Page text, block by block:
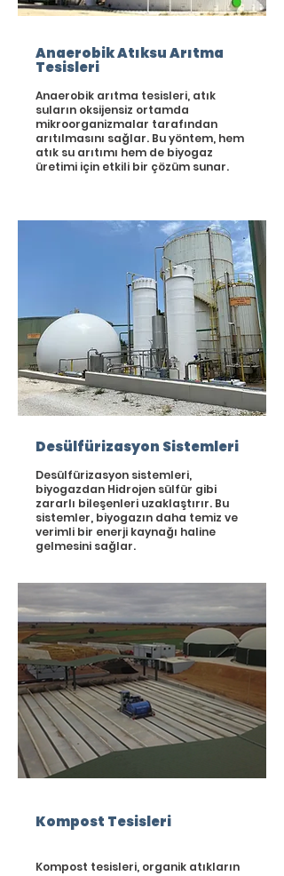
Anaerobik Atıksu Arıtma
Tesisleri
Anaerobik arıtma tesisleri, atık
suların oksijensiz ortamda
mikroorganizmalar tarafından
arıtılmasını sağlar. Bu yöntem, hem
atık su arıtımı hem de biyogaz
üretimi için etkili bir çözüm sunar.
Desülfürizasyon Sistemleri
Desülfürizasyon sistemleri,
biyogazdan Hidrojen sülfür gibi
zararlı bileşenleri uzaklaştırır. Bu
sistemler, biyogazın daha temiz ve
verimli bir enerji kaynağı haline
gelmesini sağlar.
Kompost Tesisleri
Kompost tesisleri, organik atıkların